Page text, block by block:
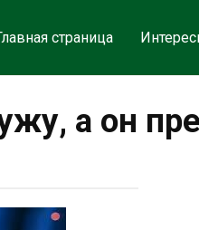
страница
а он